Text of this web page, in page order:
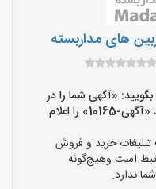
های مداربسته
«آگهی شما را در
سایت «مداربسته یاب» دیده ام و کد «آگهی-10165» را اعلام
خرید و فروش
است وهیچ‌گونه
ندارد.